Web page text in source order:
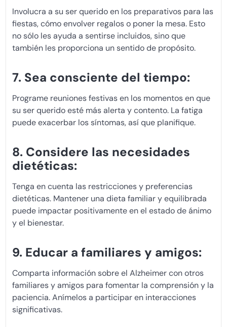
Involucra a su ser querido en los preparativos para las
fiestas, cómo envolver regalos o poner la mesa. Esto
no sólo les ayuda a sentirse incluidos, sino que
también les proporciona un sentido de propósito.
7. Sea consciente del tiempo:
Programe reuniones festivas en los momentos en que
su ser querido esté más alerta y contento. La fatiga
puede exacerbar los síntomas, así que planifique.
8. Considere las necesidades
dietéticas:
Tenga en cuenta las restricciones y preferencias
dietéticas. Mantener una dieta familiar y equilibrada
puede impactar positivamente en el estado de ánimo
y el bienestar.
9. Educar a familiares y amigos:
Comparta información sobre el Alzheimer con otros
familiares y amigos para fomentar la comprensión y la
paciencia. Anímelos a participar en interacciones
significativas.